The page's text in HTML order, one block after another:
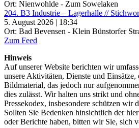
Ort: Nienwohlde - Zum Sowelaken
204. B3 Industrie – Lagerhalle //
5. August 2026 | 18:34
Ort: Bad Bevensen - Klein Bünstorfer
Zum Feed
Hinweis
Auf unserer Website berichten wir
unsere Aktivitäten, Dienste und Einsätze,
Bildmaterial, das jedoch nur
dies zulässt. Wir halten uns strikt und
Pressekodex, insbesondere schützen wir
Sollten Sie Bedenken hinsichtlich der
oder Berichte haben, bitten wir Sie, sich